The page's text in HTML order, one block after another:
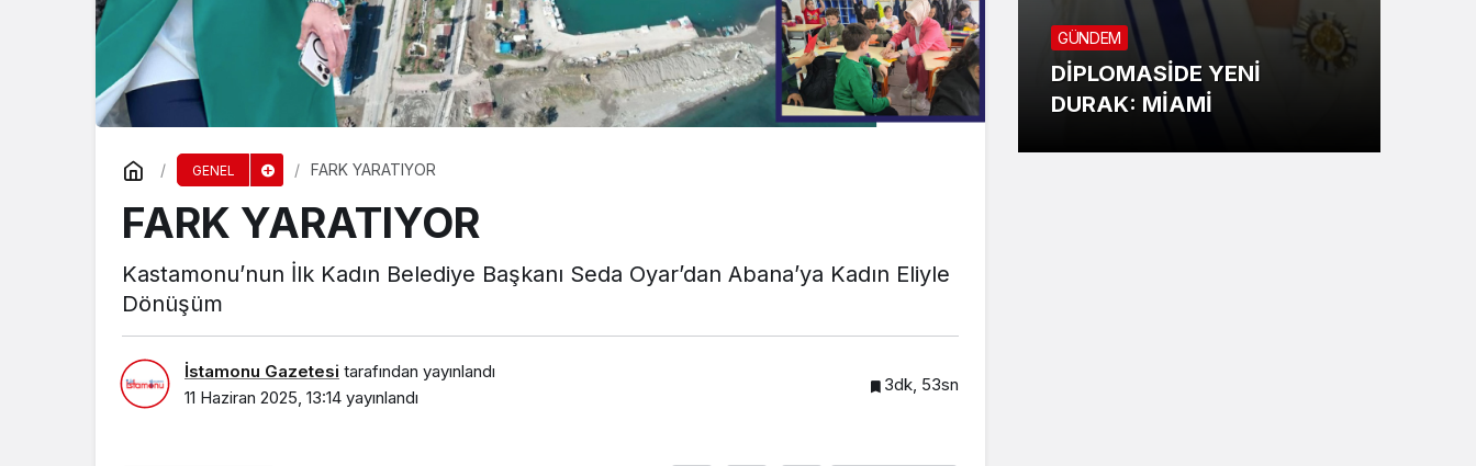
GENEL FARK YARATIYOR
FARK YARATIYOR
Kastamonu’nun İlk Kadın Belediye Başkanı Seda Oyar’dan Abana’ya Kadın Eliyle
Dönüşüm
İstamonu Gazetesi tarafından yayınlandı
11 Haziran 2025, 13:14 yayınlandı
3dk, 53sn
SPOR
TAŞKÖPRÜ BAŞPEHLİVANI
BALABAN
EKONOMİ
ASLANDAĞ’DA HEDEF
2030
GÜNDEM
DİPLOMASİDE YENİ
DURAK: MİAMİ